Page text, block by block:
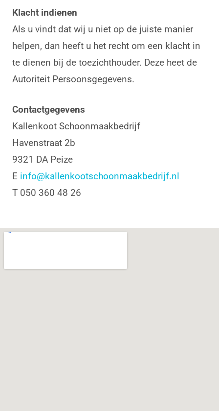
Klacht indienen
Als u vindt dat wij u niet op de juiste manier
helpen, dan heeft u het recht om een klacht in
te dienen bij de toezichthouder. Deze heet de
Autoriteit Persoonsgegevens.
Contactgegevens
Kallenkoot Schoonmaakbedrijf
Havenstraat 2b
9321 DA Peize
E info@kallenkootschoonmaakbedrijf.nl
T 050 360 48 26